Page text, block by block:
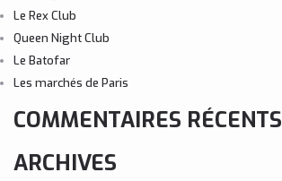
Le Rex Club
Queen Night Club
Le Batofar
Les marchés de Paris
COMMENTAIRES RÉCENTS
ARCHIVES